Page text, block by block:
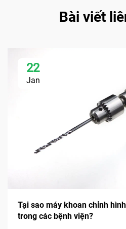
Bài viết
22
Jan
Tại sao máy khoan chỉnh
trong các bệnh viện?